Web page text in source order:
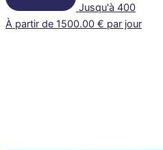
Jusqu'à 400
À partir de 1500.00 € par jour